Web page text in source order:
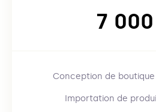
7
Conception de
Importation de